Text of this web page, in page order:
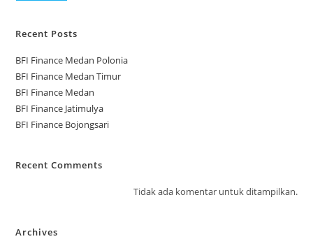
Recent Posts
BFI Finance Medan Polonia
BFI Finance Medan Timur
BFI Finance Medan
BFI Finance Jatimulya
BFI Finance Bojongsari
Recent Comments
Tidak ada komentar untuk ditampilkan.
Archives